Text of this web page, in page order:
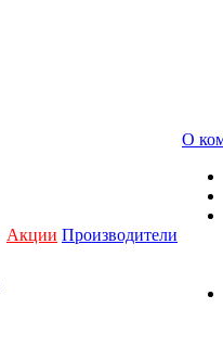
Акции Производители
О